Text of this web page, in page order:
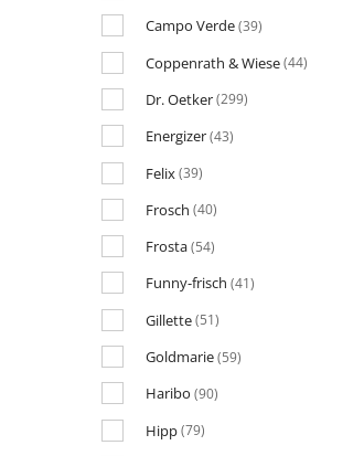
Campo Verde(39)
Coppenrath & Wiese(44)
Dr. Oetker(299)
Energizer(43)
Felix(39)
Frosch (40)
Frosta(54)
Funny-frisch (41)
Gillette(51)
Goldmarie(59)
Haribo (90)
Hipp(79)